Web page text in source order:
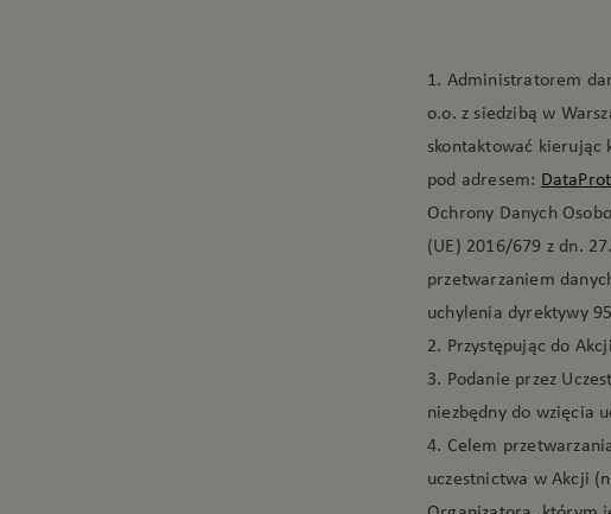
1. Administratorem
o.o. z siedzibą w
skontaktować kierując
pod adresem:
Ochrony Danych
(UE) 2016/679 z dn.
przetwarzaniem
uchylenia dyrektywy
2. Przystępując do
3. Podanie przez
niezbędny do wzięcia
4. Celem
uczestnictwa w Akcji